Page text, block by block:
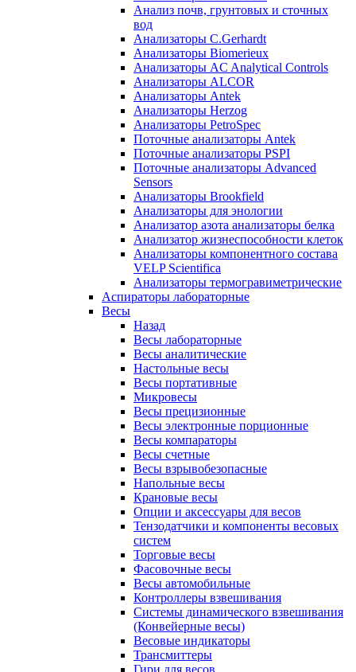
Анализ почв, грунтовых и сточных
вод
Анализаторы C.Gerhardt
Анализаторы Biomerieux
Анализаторы AC Analytical Controls
Анализаторы ALCOR
Анализаторы Antek
Анализаторы Herzog
Анализаторы PetroSpec
Поточные анализаторы Antek
Поточные анализаторы PSPI
Поточные анализаторы Advanced
Sensors
Анализаторы Brookfield
Анализаторы для энологии
Анализатор азота анализаторы белка
Анализатор жизнеспособности клеток
Анализаторы компонентного состава
VELP Scientifica
Анализаторы термогравиметрические
Аспираторы лабораторные
Весы
Назад
Весы лабораторные
Весы аналитические
Настольные весы
Весы портативные
Микровесы
Весы прецизионные
Весы электронные порционные
Весы компараторы
Весы счетные
Весы взрывобезопасные
Напольные весы
Крановые весы
Опции и аксессуары для весов
Тензодатчики и компоненты весовых
систем
Торговые весы
Фасовочные весы
Весы автомобильные
Контроллеры взвешивания
Системы динамического взвешивания
(Конвейерные весы)
Весовые индикаторы
Трансмиттеры
Гири для весов